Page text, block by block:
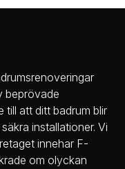
beprövade
till att ditt badrum blir
installationer. Vi
innehar F-
om olyckan